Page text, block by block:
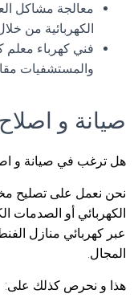
معالجة مشاكل
الكهربائية من
فني كهرباء معلم
والمستشفيات
صيانة و
هل ترغب في صيانة و
نحن نعمل على تصليح
الكهربائي أو الصدمات
عبر كهربائي منازل
المجال.
هذا و نحرص كذلك على: